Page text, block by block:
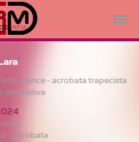
- acrobata trapecista
alternativa
- Acróbata